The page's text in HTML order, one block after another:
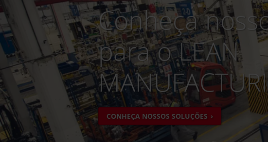
Conheça
para o LEAN
CONHEÇA NOSSOS SOLUÇÕES